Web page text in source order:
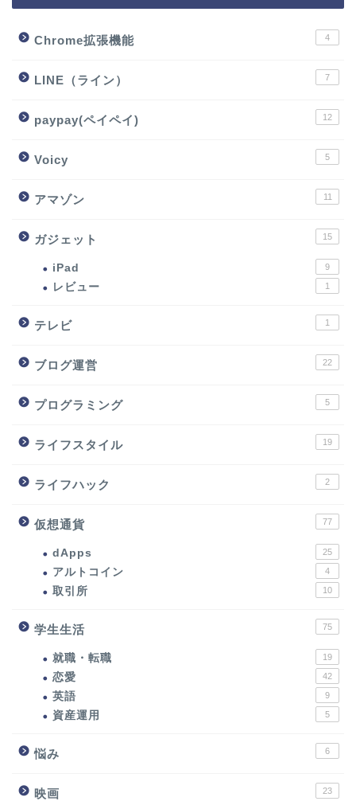
Chrome拡張機能 4
LINE（ライン） 7
paypay(ペイペイ) 12
Voicy 5
アマゾン 11
ガジェット 15
iPad 9
レビュー 1
テレビ 1
ブログ運営 22
プログラミング 5
ライフスタイル 19
ライフハック 2
仮想通貨 77
dApps 25
アルトコイン 4
取引所 10
学生生活 75
就職・転職 19
恋愛 42
英語 9
資産運用 5
悩み 6
映画 23